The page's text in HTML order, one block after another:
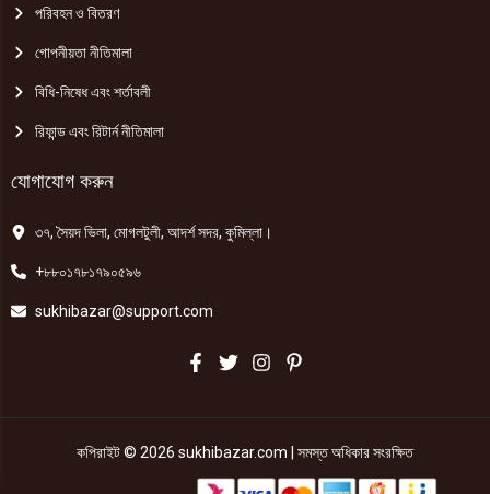
পরিবহন ও বিতরণ
গোপনীয়তা নীতিমালা
বিধি-নিষেধ এবং শর্তাবলী
রিফান্ড এবং রিটার্ন নীতিমালা
যোগাযোগ করুন
৩৭, সৈয়দ ভিলা, মোগলটুলী, আদর্শ সদর, কুমিল্লা।
+৮৮০১৭৮১৭৯০৫৯৬
sukhibazar@support.com
কপিরাইট © 2026 sukhibazar.com | সমস্ত অধিকার সংরক্ষিত